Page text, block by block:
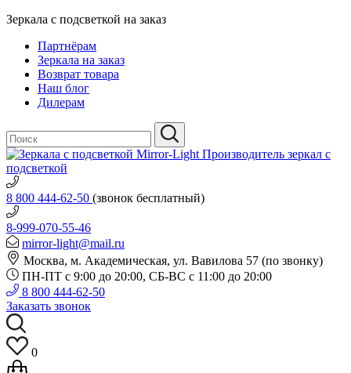
Зеркала с подсветкой на заказ
Партнёрам
Зеркала на заказ
Возврат товара
Наш блог
Дилерам
Производитель зеркал с
подсветкой
8 800 444-62-50 (звонок бесплатный)
8-999-070-55-46
mirror-light@mail.ru
Москва, м. Академическая, ул. Вавилова 57 (по звонку)
ПН-ПТ с 9:00 до 20:00, СБ-ВС с 11:00 до 20:00
8 800 444-62-50
Заказать звонок
0